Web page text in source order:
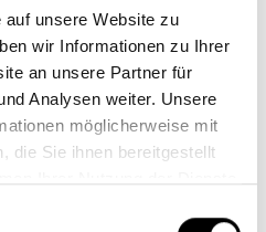
unsere Website zu
wir Informationen zu Ihrer
an unsere Partner für
Analysen weiter. Unsere
möglicherweise mit
die Sie ihnen bereitgestellt
von anderen Banken
Sie nach den
die Sie besonders